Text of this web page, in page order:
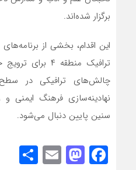
برگزار شده‌اند.
این اقدام، بخشی از
ترافیک منطقه
چالش‌های ترافیکی در
نهادینه‌سازی فرهنگ ایمنی
سنین پایین دنبال می‌شود.
Facebook
Email